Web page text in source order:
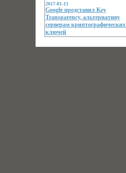
2017-01-13
Google представил Key
Transparency, альтернативу
серверам криптографических
ключей